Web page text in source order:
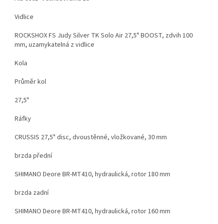
Vidlice
ROCKSHOX FS Judy Silver TK Solo Air 27,5" BOOST, zdvih 100
mm, uzamykatelná z vidlice
Kola
Průměr kol
27,5"
Ráfky
CRUSSIS 27,5" disc, dvoustěnné, vložkované, 30 mm
brzda přední
SHIMANO Deore BR-MT410, hydraulická, rotor 180 mm
brzda zadní
SHIMANO Deore BR-MT410, hydraulická, rotor 160 mm